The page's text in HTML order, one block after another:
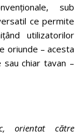
sub
ce permite
utilizatorilor
oriunde – acesta
chiar tavan –
orientat către